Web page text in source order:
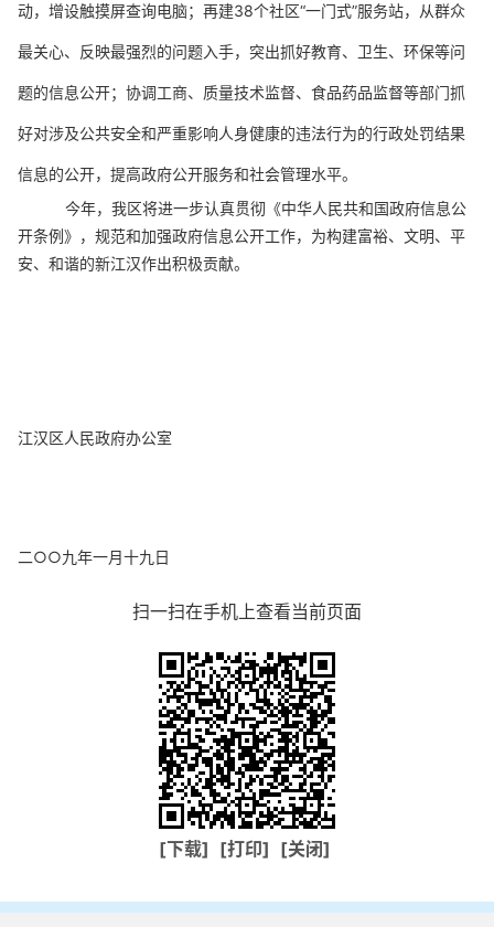
动，增设触摸屏查询电脑；再建38个社区“一门式”服务站， 从群众
最关心、反映最强烈的问题入手，突出抓好教育、卫生、环保等问
题的信息公开；协调工商、质量技术监督、食品药品监督等部门抓
好对涉及公共安全和严重影响人身健康的违法行为的行政处罚结果
信息的公开，提高政府公开服务和社会管理水平。
今年，我区将进一步认真贯彻《中华人民共和国政府信息公
开条例》，规范和加强政府信息公开工作， 为构建富裕、文明、平
安、和谐的新江汉作出积极贡献。
江汉区人民政府办公室
二○○九年一月十九日
扫一扫在手机上查看当前页面
[下载] [打印] [关闭]